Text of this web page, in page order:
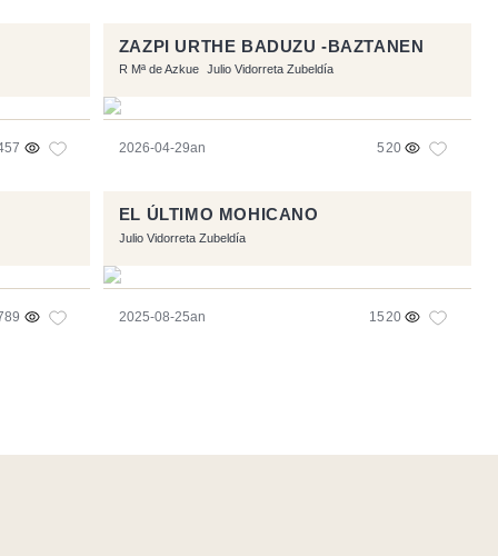
ZAZPI URTHE BADUZU -BAZTANEN
R Mª de Azkue Julio Vidorreta Zubeldía
2026-04-29an 520
EL ÚLTIMO MOHICANO
Julio Vidorreta Zubeldía
2025-08-25an 1520